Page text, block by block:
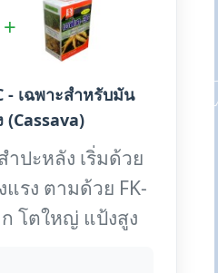
+
- เฉพาะสำหรับมัน
(Cassava)
ปะหลัง เริ่มด้วย
แรง ตามด้วย FK-
โตใหญ่ แป้งสูง